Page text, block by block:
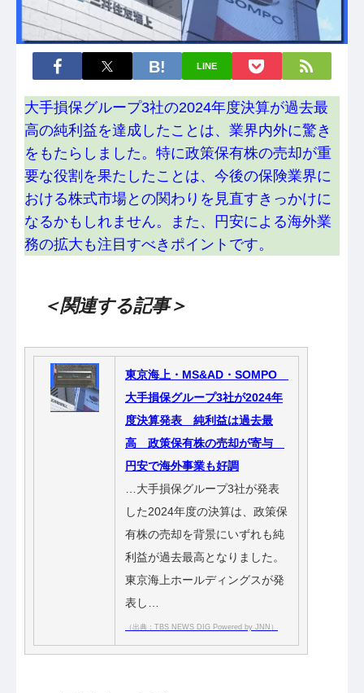
LINE
大手損保グループ3社の2024年度決算が過去最
高の純利益を達成したことは、業界内外に驚き
をもたらしました。特に政策保有株の売却が重
要な役割を果たしたことは、今後の保険業界に
おける株式市場との関わりを見直すきっかけに
なるかもしれません。また、円安による海外業
務の拡大も注目すべきポイントです。
＜関連する記事＞
東京海上・MS&AD・SOMPO
大手損保グループ3社が2024年
度決算発表 純利益は過去最
高 政策保有株の売却が寄与
円安で海外事業も好調
…大手損保グループ3社が発表
した2024年度の決算は、政策保
有株の売却を背景にいずれも純
利益が過去最高となりました。
東京海上ホールディングスが発
表し…
（出典：TBS NEWS DIG Powered by JNN）